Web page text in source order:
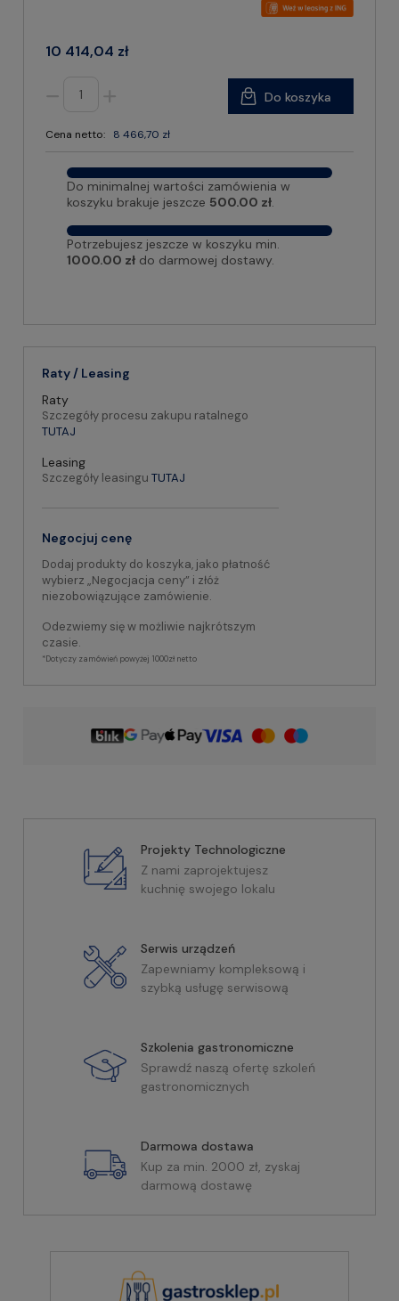
10 414,04 zł
Cena netto: 8 466,70 zł
Do koszyka
Do minimalnej wartości zamówienia w
koszyku brakuje jeszcze 500.00 zł.
Potrzebujesz jeszcze w koszyku min.
1000.00 zł do darmowej dostawy.
Raty / Leasing
Raty
Szczegóły procesu zakupu ratalnego
TUTAJ
Leasing
Szczegóły leasingu TUTAJ
Negocjuj cenę
Dodaj produkty do koszyka, jako płatność
wybierz „Negocjacja ceny” i złóż
niezobowiązujące zamówienie.
Odezwiemy się w możliwie najkrótszym
czasie.
*Dotyczy zamówień powyżej 1000zł netto
Projekty Technologiczne
Z nami zaprojektujesz
kuchnię swojego lokalu
Serwis urządzeń
Zapewniamy kompleksową i
szybką usługę serwisową
Szkolenia gastronomiczne
Sprawdź naszą ofertę szkoleń
gastronomicznych
Darmowa dostawa
Kup za min. 2000 zł, zyskaj
darmową dostawę